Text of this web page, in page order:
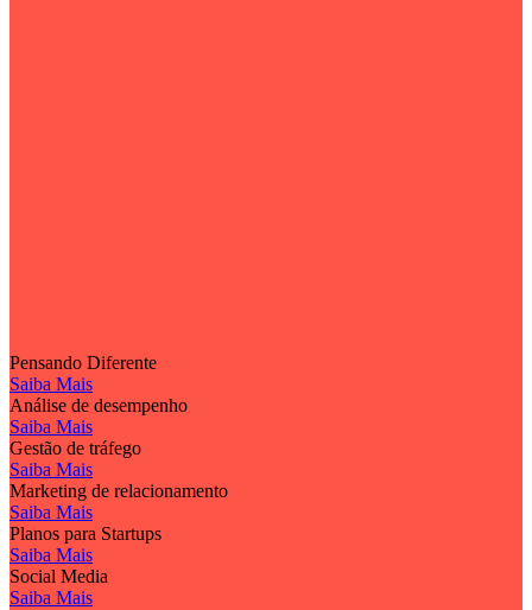
Pensando Diferente
Saiba Mais
Análise de desempenho
Saiba Mais
Gestão de tráfego
Saiba Mais
Marketing de relacionamento
Saiba Mais
Planos para Startups
Saiba Mais
Social Media
Saiba Mais